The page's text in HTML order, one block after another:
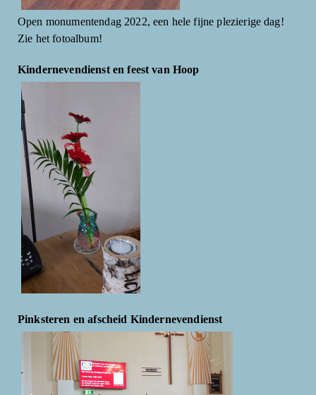
Open monumentendag 2022, een hele fijne plezierige dag!
Zie het fotoalbum!
Kindernevendienst en feest van Hoop
Pinksteren en afscheid Kindernevendienst